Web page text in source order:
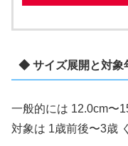
◆ サイズ展開と対象
一般的には 12.0cm〜
対象は 1歳前後〜3歳